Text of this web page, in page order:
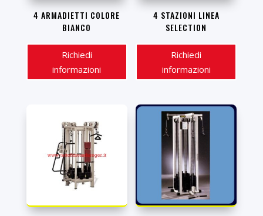
4 ARMADIETTI COLORE
BIANCO
Richiedi
informazioni
4 STAZIONI LINEA
SELECTION
Richiedi
informazioni